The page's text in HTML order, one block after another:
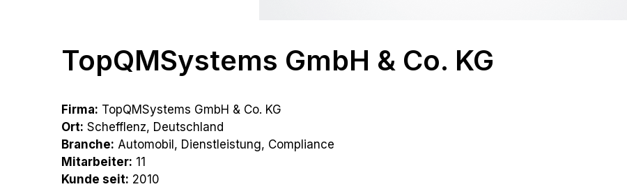
TopQMSystems GmbH & Co. KG
Firma: TopQMSystems GmbH & Co. KG
Ort: Schefflenz, Deutschland
Branche: Automobil, Dienstleistung, Compliance
Mitarbeiter: 11
Kunde seit: 2010